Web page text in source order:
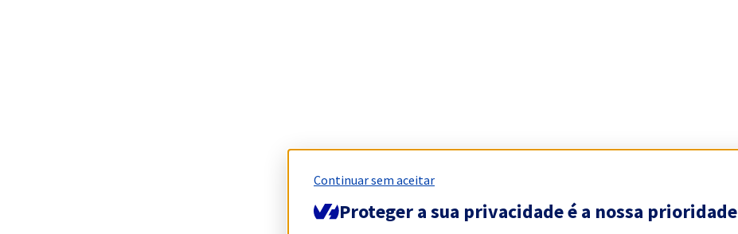
Continuar sem aceitar
Proteger a sua privacidade é a nossa prioridade